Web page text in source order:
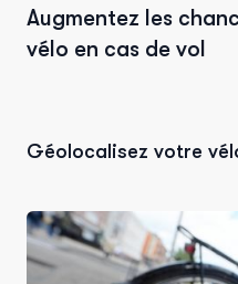
Augmentez les
vélo en cas de vol
Géolocalisez votre